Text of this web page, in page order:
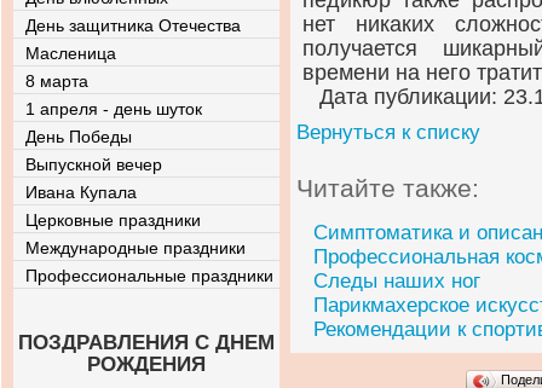
нет никаких
получается
времени на него
Дата публикации:
Вернуться к списку
Читайте также:
Симптоматика и
Профессиональная
Следы наших ног
Парикмахерское
Рекомендации к
День защитника Отечества
Масленица
8 марта
1 апреля - день шуток
День Победы
Выпускной вечер
Ивана Купала
Церковные праздники
Международные праздники
Профессиональные праздники
ПОЗДРАВЛЕНИЯ С ДНЕМ
РОЖДЕНИЯ